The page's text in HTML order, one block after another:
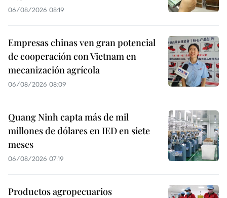
06/08/2026 08:19
Empresas chinas ven gran potencial
de cooperación con Vietnam en
mecanización agrícola
06/08/2026 08:09
Quang Ninh capta más de mil
millones de dólares en IED en siete
meses
06/08/2026 07:19
Productos agropecuarios